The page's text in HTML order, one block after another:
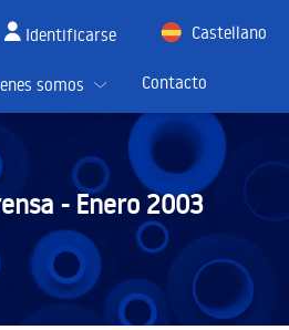
Identificarse
Castellano
somos Contacto
- Enero 2003